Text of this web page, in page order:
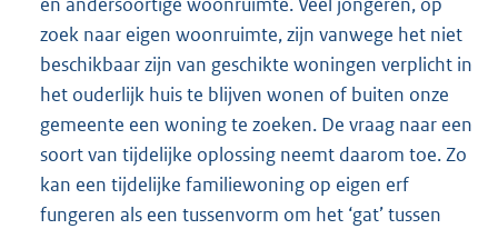
zoek naar eigen woonruimte, zijn vanwege het niet
beschikbaar zijn van geschikte woningen verplicht in
het ouderlijk huis te blijven wonen of buiten onze
gemeente een woning te zoeken. De vraag naar een
soort van tijdelijke oplossing neemt daarom toe. Zo
kan een tijdelijke familiewoning op eigen erf
fungeren als een tussenvorm om het ‘gat’ tussen